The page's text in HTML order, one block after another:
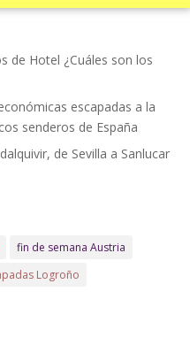
de Hotel ¿Cuáles son los
escapadas a la
senderos de España
de Sevilla a Sanlucar
fin de semana Austria
Logroño